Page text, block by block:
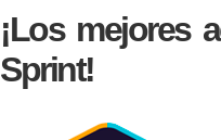
¡Los mejores
Sprint!